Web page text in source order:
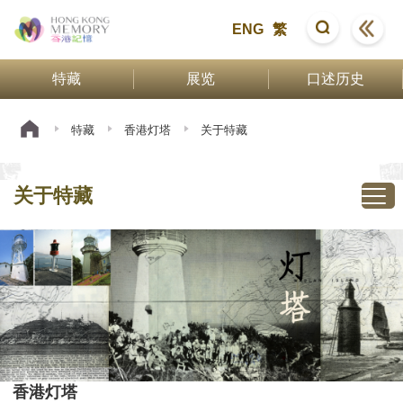
ENG 繁
特藏 展览 口述历史
特藏 香港灯塔 关于特藏
关于特藏
香港灯塔